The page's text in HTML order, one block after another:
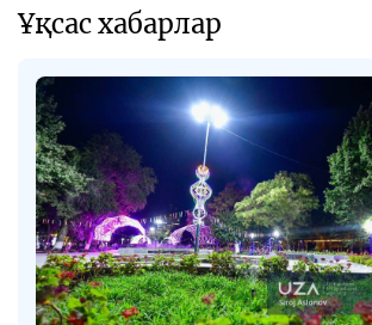
Ұқсас хабарлар